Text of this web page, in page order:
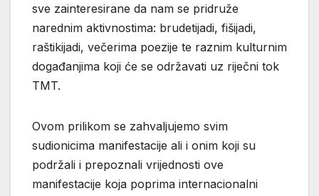
sve zainteresirane da nam se pridruže
narednim aktivnostima: brudetijadi, fišijadi,
raštikijadi, večerima poezije te raznim kulturnim
događanjima koji će se održavati uz riječni tok
TMT.
Ovom prilikom se zahvaljujemo svim
sudionicima manifestacije ali i onim koji su
podržali i prepoznali vrijednosti ove
manifestacije koja poprima internacionalni